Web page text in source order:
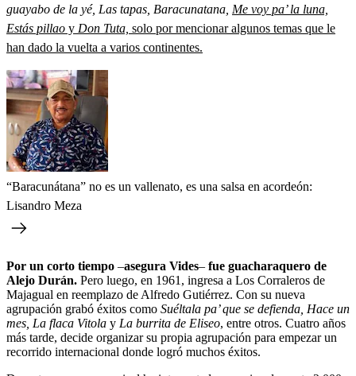
guayabo de la yé, Las tapas, Baracunatana, Me voy pa’ la luna,
Estás pillao y Don Tuta, solo por mencionar algunos temas que le
han dado la vuelta a varios continentes.
“Baracunátana” no es un vallenato, es una salsa en acordeón:
Lisandro Meza
Por un corto tiempo –asegura Vides– fue guacharaquero de
Alejo Durán. Pero luego, en 1961, ingresa a Los Corraleros de
Majagual en reemplazo de Alfredo Gutiérrez. Con su nueva
agrupación grabó éxitos como Suéltala pa’ que se defienda, Hace un
mes, La flaca Vitola y La burrita de Eliseo, entre otros. Cuatro años
más tarde, decide organizar su propia agrupación para empezar un
recorrido internacional donde logró muchos éxitos.